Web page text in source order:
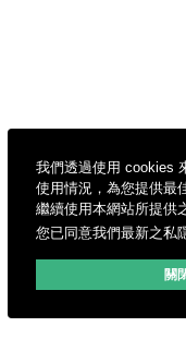
我們透過使用 cookies
使用情況，為您提供最
繼續使用本網站所提供
您已同意我們最新之私
關